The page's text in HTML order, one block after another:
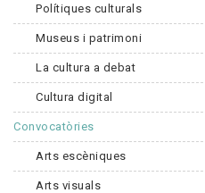
Polítiques culturals
Museus i patrimoni
La cultura a debat
Cultura digital
Convocatòries
Arts escèniques
Arts visuals